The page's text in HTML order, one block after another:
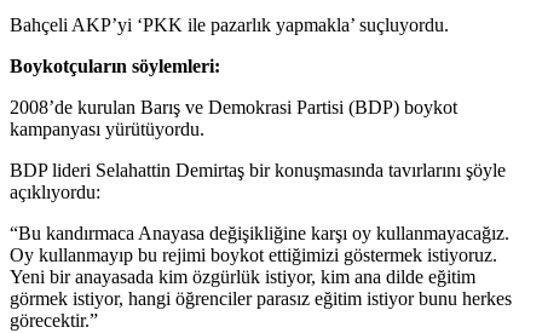
Bahçeli AKP’yi ‘PKK ile pazarlık yapmakla’ suçluyordu.
Boykotçuların söylemleri:
2008’de kurulan Barış ve Demokrasi Partisi (BDP) boykot
kampanyası yürütüyordu.
BDP lideri Selahattin Demirtaş bir konuşmasında tavırlarını şöyle
açıklıyordu:
“Bu kandırmaca Anayasa değişikliğine karşı oy kullanmayacağız.
Oy kullanmayıp bu rejimi boykot ettiğimizi göstermek istiyoruz.
Yeni bir anayasada kim özgürlük istiyor, kim ana dilde eğitim
görmek istiyor, hangi öğrenciler parasız eğitim istiyor bunu herkes
görecektir.”